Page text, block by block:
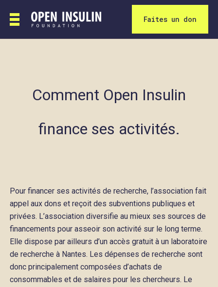
Faites un don
Comment Open Insulin
finance ses activités.
Pour financer ses activités de recherche, l’association fait
appel aux dons et reçoit des subventions publiques et
privées. L’association diversifie au mieux ses sources de
financements pour asseoir son activité sur le long terme.
Elle dispose par ailleurs d’un accès gratuit à un laboratoire
de recherche à Nantes. Les dépenses de recherche sont
donc principalement composées d’achats de
consommables et de salaires pour les chercheurs. Le